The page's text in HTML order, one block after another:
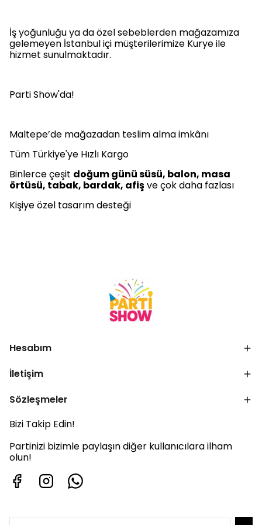
İş yoğunluğu ya da özel sebeblerden mağazamıza
gelemeyen İstanbul içi müşterilerimize Kurye ile
hizmet sunulmaktadır.
Parti Show'da!
Maltepe’de mağazadan teslim alma imkânı
Tüm Türkiye'ye Hızlı Kargo
Binlerce çeşit doğum günü süsü, balon, masa
örtüsü, tabak, bardak, afişve çok daha fazlası
Kişiye özel tasarım desteği
Hesabım
İletişim
Sözleşmeler
Bizi Takip Edin!
Partinizi bizimle paylaşın diğer kullanıcılara ilham
olun!